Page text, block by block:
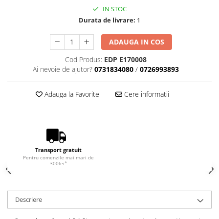
IN STOC
Durata de livrare: 1
ADAUGA IN COS
Cod Produs: EDP E170008
Ai nevoie de ajutor? 0731834080 / 0726993893
Adauga la Favorite Cere informatii
Transport gratuit
Pentru comenzile mai mari de
300lei*
Descriere